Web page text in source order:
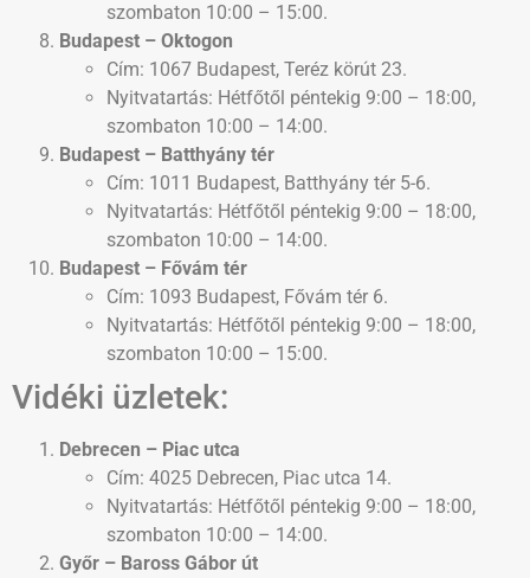
szombaton 10:00 – 15:00.
Budapest – Oktogon
Cím: 1067 Budapest, Teréz körút 23.
Nyitvatartás: Hétfőtől péntekig 9:00 – 18:00,
szombaton 10:00 – 14:00.
Budapest – Batthyány tér
Cím: 1011 Budapest, Batthyány tér 5-6.
Nyitvatartás: Hétfőtől péntekig 9:00 – 18:00,
szombaton 10:00 – 14:00.
Budapest – Fővám tér
Cím: 1093 Budapest, Fővám tér 6.
Nyitvatartás: Hétfőtől péntekig 9:00 – 18:00,
szombaton 10:00 – 15:00.
Vidéki üzletek:
Debrecen – Piac utca
Cím: 4025 Debrecen, Piac utca 14.
Nyitvatartás: Hétfőtől péntekig 9:00 – 18:00,
szombaton 10:00 – 14:00.
Győr – Baross Gábor út